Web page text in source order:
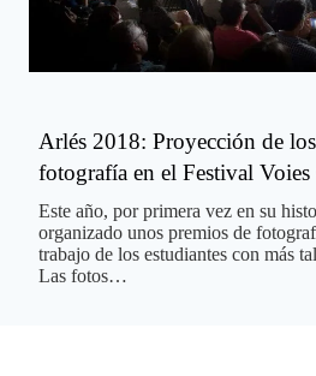
Arlés 2018: Proyección de
fotografía en el Festival
Este año, por primera vez en su
organizado unos premios de
trabajo de los estudiantes con más
Las fotos…